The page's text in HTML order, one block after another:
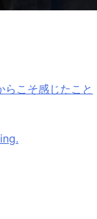
らこそ感じたこと